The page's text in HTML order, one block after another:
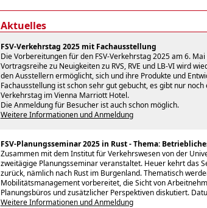
Aktuelles
FSV-Verkehrstag 2025 mit Fachausstellung
Die Vorbereitungen für den FSV-Verkehrstag 2025 am 6.
Vortragsreihe zu Neuigkeiten zu RVS, RVE und LB-VI wird
den Ausstellern ermöglicht, sich und ihre Produkte und
Fachausstellung ist schon sehr gut gebucht, es gibt nur
Verkehrstag im Vienna Marriott Hotel.
Die Anmeldung für Besucher ist auch schon möglich.
Weitere Informationen und Anmeldung
FSV-Planungsseminar 2025 in Rust - Thema:
Zusammen mit dem Institut für Verkehrswesen von der
zweitägige Planungsseminar veranstaltet. Heuer kehrt das
zurück, nämlich nach Rust im Burgenland. Thematisch
Mobilitätsmanagement vorbereitet, die Sicht von
Planungsbüros und zusätzlicher Perspektiven diskutiert.
Weitere Informationen und Anmeldung